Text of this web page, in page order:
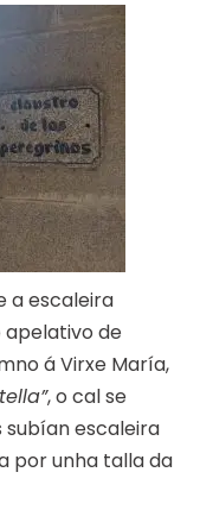
a escaleira
apelativo de
á Virxe María,
, o cal se
escaleira
por unha talla da